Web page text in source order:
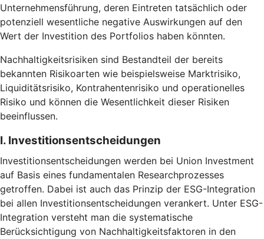
Unternehmensführung, deren Eintreten tatsächlich oder
potenziell wesentliche negative Auswirkungen auf den
Wert der Investition des Portfolios haben könnten.
Nachhaltigkeitsrisiken sind Bestandteil der bereits
bekannten Risikoarten wie beispielsweise Marktrisiko,
Liquiditätsrisiko, Kontrahentenrisiko und operationelles
Risiko und können die Wesentlichkeit dieser Risiken
beeinflussen.
I. Investitionsentscheidungen
Investitionsentscheidungen werden bei Union Investment
auf Basis eines fundamentalen Researchprozesses
getroffen. Dabei ist auch das Prinzip der ESG-Integration
bei allen Investitionsentscheidungen verankert. Unter ESG-
Integration versteht man die systematische
Berücksichtigung von Nachhaltigkeitsfaktoren in den